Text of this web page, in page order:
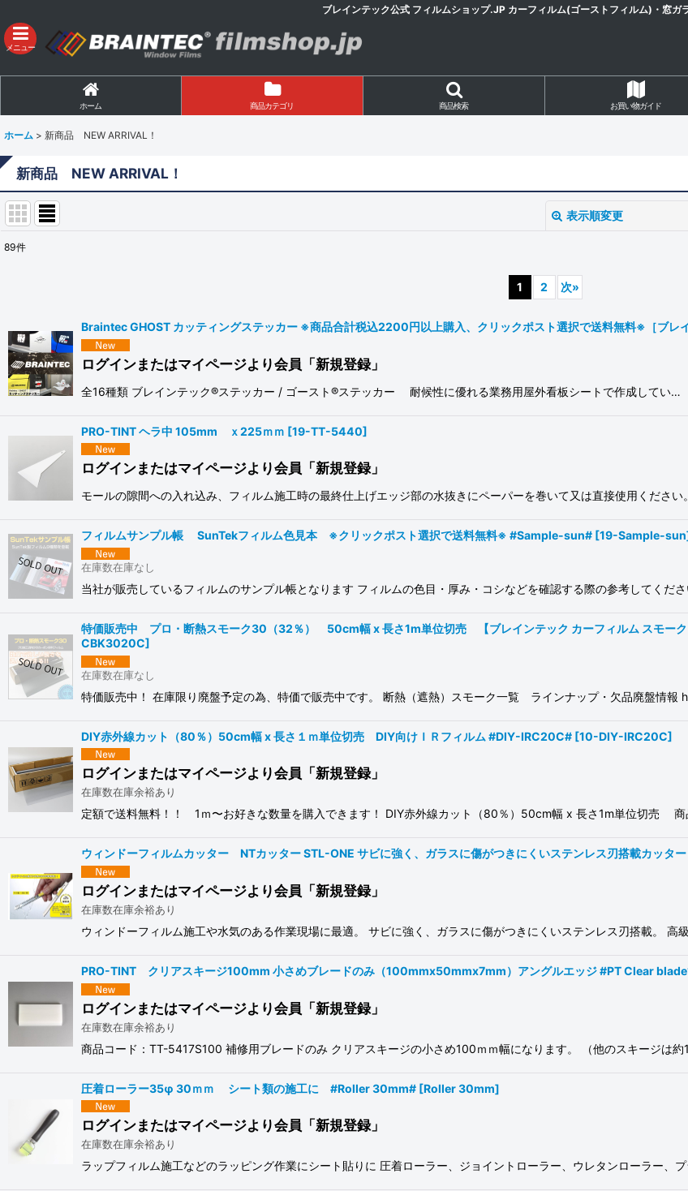
ブレインテック公式 フィルムショップ.JP カーフィルム(ゴーストフィルム)・窓ガ
メニュー
ホーム 商品カテゴリ 商品検索 お買い物ガイド
ホーム > 新商品 NEW ARRIVAL！
新商品 NEW ARRIVAL！
表示順変更
89件
1 2 次»
Braintec GHOST カッティングステッカー ※商品合計税込2200円以上購入、クリックポスト選択で送料無料※［ブレ
ログインまたはマイページより会員「新規登録」
全16種類 ブレインテック®ステッカー / ゴースト®ステッカー 耐候性に優れる業務用屋外看板シートで作成してい…
PRO-TINT ヘラ中 105mm ｘ225ｍｍ [19-TT-5440]
ログインまたはマイページより会員「新規登録」
モールの隙間への入れ込み、フィルム施工時の最終仕上げエッジ部の水抜きにペーパーを巻いて又は直接使用くだ
フィルムサンプル帳 SunTekフィルム色見本 ※クリックポスト選択で送料無料※ #Sample-sun# [19-Sample-sun
在庫数在庫なし
当社が販売しているフィルムのサンプル帳となります フィルムの色目・厚み・コシなどを確認する際の参考してくだ
特価販売中 プロ・断熱スモーク30（32％） 50cm幅 x 長さ1m単位切売 【ブレインテック カーフィルム スモー
CBK3020C]
在庫数在庫なし
特価販売中！ 在庫限り廃盤予定の為、特価で販売中です。 断熱（遮熱）スモーク一覧 ラインナップ・欠品廃盤情
DIY赤外線カット（80％）50cm幅 x 長さ１ｍ単位切売 DIY向けＩＲフィルム #DIY-IRC20C# [10-DIY-IRC20C]
ログインまたはマイページより会員「新規登録」
在庫数在庫余裕あり
定額で送料無料！！ 1ｍ〜お好きな数量を購入できます！ DIY赤外線カット（80％）50cm幅 x 長さ1m単位切売
ウィンドーフィルムカッター NTカッター STL-ONE サビに強く、ガラスに傷がつきにくいステンレス刃搭載カッタ
ログインまたはマイページより会員「新規登録」
在庫数在庫余裕あり
ウィンドーフィルム施工や水気のある作業現場に最適。 サビに強く、ガラスに傷がつきにくいステンレス刃搭載。 高
PRO-TINT クリアスキージ100mm 小さめブレードのみ（100mmx50mmx7mm）アングルエッジ #PT Clear
ログインまたはマイページより会員「新規登録」
在庫数在庫余裕あり
商品コード：TT-5417S100 補修用ブレードのみ クリアスキージの小さめ100ｍｍ幅になります。 （他のスキージは
圧着ローラー35φ 30ｍｍ シート類の施工に #Roller 30mm# [Roller 30mm]
ログインまたはマイページより会員「新規登録」
在庫数在庫余裕あり
ラップフィルム施工などのラッピング作業にシート貼りに 圧着ローラー、ジョイントローラー、ウレタンローラー、